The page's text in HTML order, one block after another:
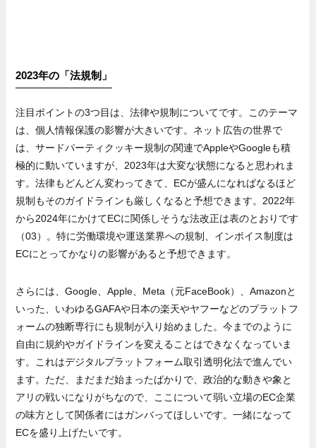
2023年の「法規制」
注目ポイントの3つ目は、法律や規制についてです。このテーマ
は、個人情報保護の影響が大きいです。ネット広告の世界で
は、サードパーティクッキー規制の関連でAppleやGoogleも積
極的に動いていますが、2023年は大変な状態になると思われま
す。法律もどんどん変わってきて、ECが盛んになればなるほど
規制もそのガイドラインも厳しくなると予想できます。2022年
から2024年にかけてECに関係しそうな法改正は表のとおりです
（03）。特に労働環境や運送業界への規制、インボイス制度は
ECにとってかなりの影響があると予想できます。
さらには、Google、Apple、Meta（元FaceBook）、Amazonと
いった、いわゆるGAFAや日本の楽天やヤフーなどのプラットフ
ォームの独断専行にも規制が入り始めました。今までのように
自由に規約やガイドラインを変えることはできなくなっていま
す。これはデジタルプラットフォーム取引透明化法で進んでい
ます。ただ、まだまだ始まったばかりで、政治的な動きや象と
アリの戦いになりがちなので、ここについて弱い立場のEC企業
の味方として関係者にはガンバってほしいです。一緒になって
ECを盛り上げたいです。